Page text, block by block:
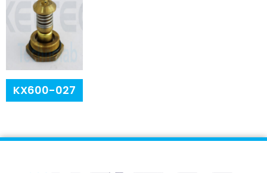
KX600-027